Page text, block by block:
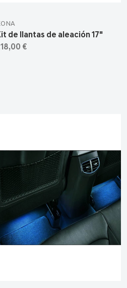
de llantas de aleación 17"
€